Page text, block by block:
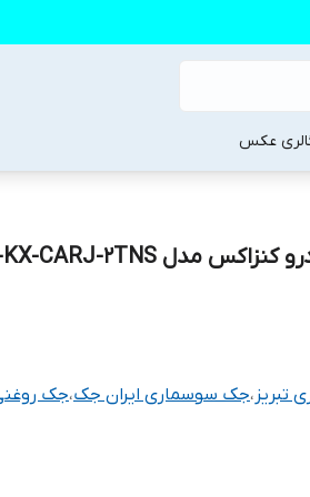
عکس
تبریز ،جک سوسماری ایران جک،جک